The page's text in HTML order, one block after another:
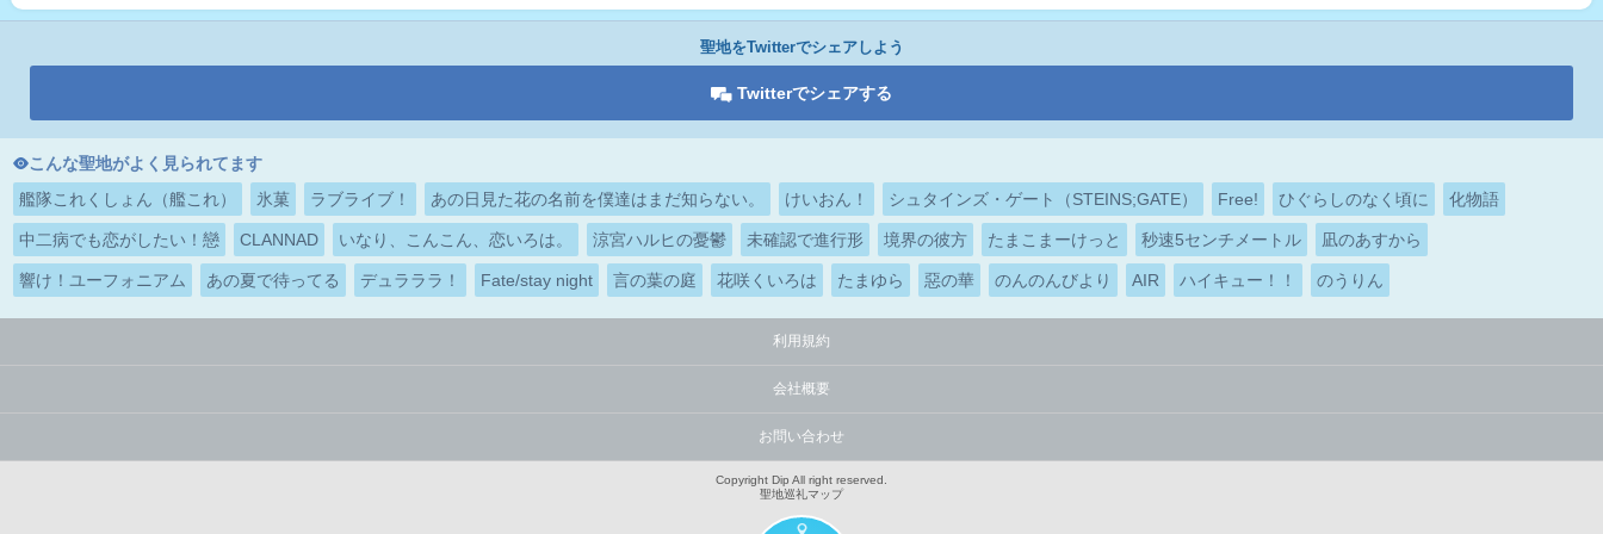
聖地をTwitterでシェアしよう
Twitterでシェアする
こんな聖地がよく見られてます
艦隊これくしょん（艦これ）
氷菓 ラブライブ！ あの日見た花の名前を僕達はまだ知らない。 けいおん！ シュタインズ・ゲート（STEINS;GATE） Free! ひぐらしのなく頃に 化物語
中二病でも恋がしたい！戀 CLANNAD いなり、こんこん、恋いろは。 涼宮ハルヒの憂鬱 未確認で進行形 境界の彼方 たまこまーけっと 秒速5センチメートル 凪のあすから
響け！ユーフォニアム あの夏で待ってる デュラララ！ Fate/stay night 言の葉の庭 花咲くいろは たまゆら 惡の華 のんのんびより AIR ハイキュー！！ のうりん
利用規約
会社概要
お問い合わせ
Copyright Dip All right reserved.
聖地巡礼マップ